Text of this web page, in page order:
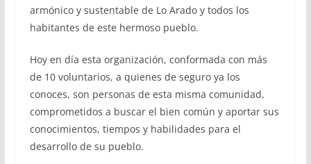
armónico y sustentable de Lo Arado y todos los
habitantes de este hermoso pueblo.
Hoy en día esta organización, conformada con más
de 10 voluntarios, a quienes de seguro ya los
conoces, son personas de esta misma comunidad,
comprometidos a buscar el bien común y aportar sus
conocimientos, tiempos y habilidades para el
desarrollo de su pueblo.